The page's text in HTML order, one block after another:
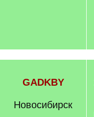
GADKBY
Новосибирск